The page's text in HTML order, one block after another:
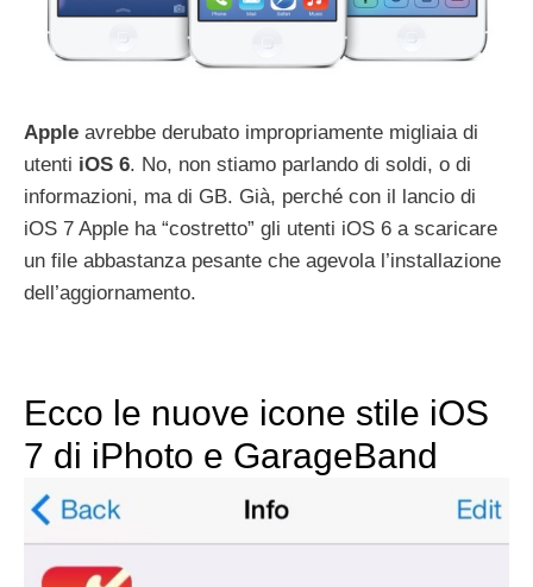
Apple avrebbe derubato impropriamente migliaia di
utenti iOS 6. No, non stiamo parlando di soldi, o di
informazioni, ma di GB. Già, perché con il lancio di
iOS 7 Apple ha “costretto” gli utenti iOS 6 a scaricare
un file abbastanza pesante che agevola l’installazione
dell’aggiornamento.
Ecco le nuove icone stile iOS
7 di iPhoto e GarageBand